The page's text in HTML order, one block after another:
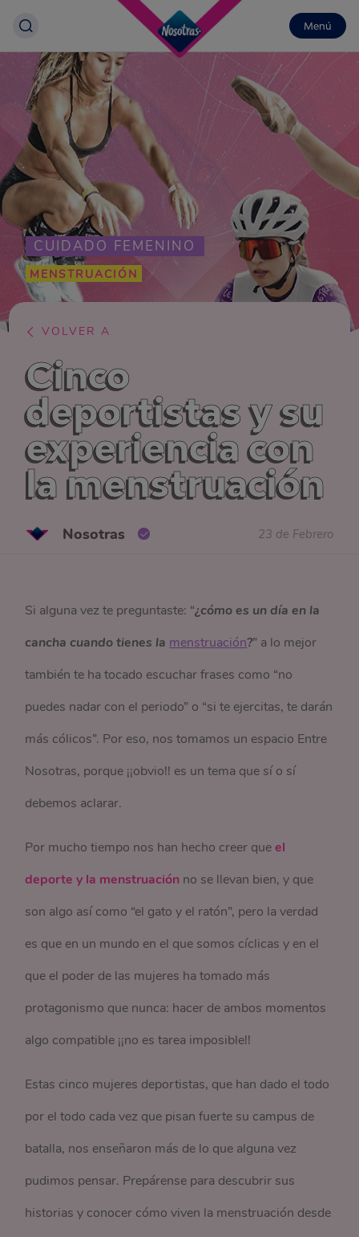
Menú
CUIDADO FEMENINO
MENSTRUACIÓN
VOLVER A
Cinco
deportistas y su
experiencia con
la menstruación
Nosotras 23 de Febrero
Si alguna vez te preguntaste: “¿cómo es un día en la
cancha cuando tienes la menstruación?” a lo mejor
también te ha tocado escuchar frases como “no
puedes nadar con el periodo” o “si te ejercitas, te darán
más cólicos”. Por eso, nos tomamos un espacio Entre
Nosotras, porque ¡¡obvio!! es un tema que sí o sí
debemos aclarar.
Por mucho tiempo nos han hecho creer queel
deporte y la menstruación no se llevan bien, y que
son algo así como “el gato y el ratón”, pero la verdad
es que en un mundo en el que somos cíclicas y en el
que el poder de las mujeres ha tomado más
protagonismo que nunca: hacer de ambos momentos
algo compatible ¡¡no es tarea imposible!!
Estas cinco mujeres deportistas, que han dado el todo
por el todo cada vez que pisan fuerte su campus de
batalla, nos enseñaron más de lo que alguna vez
pudimos pensar. Prepárense para descubrir sus
historias y conocer cómo viven la menstruación desde